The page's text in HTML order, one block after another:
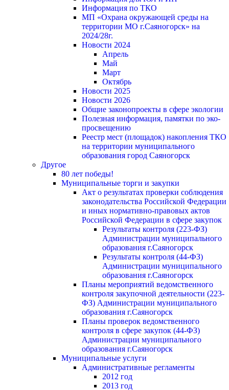
Информация по ТКО
МП «Охрана окружающей среды на
территории МО г.Саяногорск» на
2024/28г.
Новости 2024
Апрель
Май
Март
Октябрь
Новости 2025
Новости 2026
Общие законопроекты в сфере экологии
Полезная информация, памятки по эко-
просвещению
Реестр мест (площадок) накопления ТКО
на территории муниципального
образования город Саяногорск
Другое
80 лет победы!
Муниципальные торги и закупки
Акт о результатах проверки соблюдения
законодательства Российской Федерации
и иных нормативно-правовых актов
Российской Федерации в сфере закупок
Результаты контроля (223-ФЗ)
Администрации муниципального
образования г.Саяногорск
Результаты контроля (44-ФЗ)
Администрации муниципального
образования г.Саяногорск
Планы мероприятий ведомственного
контроля закупочной деятельности (223-
ФЗ) Администрации муниципального
образования г.Саяногорск
Планы проверок ведомственного
контроля в сфере закупок (44-ФЗ)
Администрации муниципального
образования г.Саяногорск
Муниципальные услуги
Административные регламенты
2012 год
2013 год